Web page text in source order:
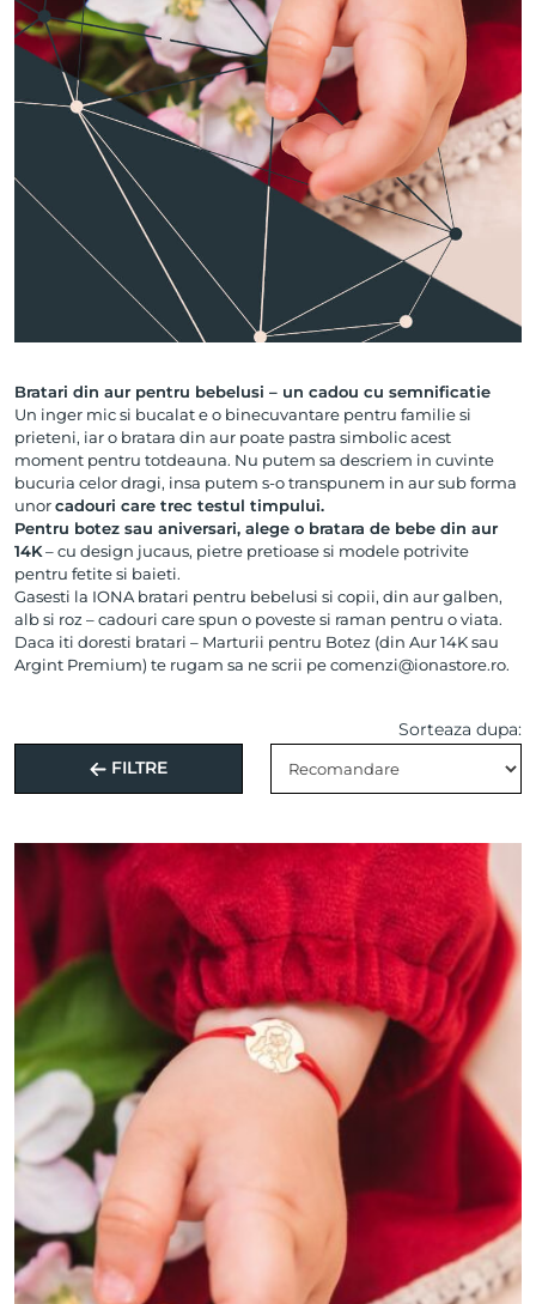
Bratari din aur pentru bebelusi – un cadou cu semnificatie
Un inger mic si bucalat e o binecuvantare pentru familie si
prieteni, iar o bratara din aur poate pastra simbolic acest
moment pentru totdeauna. Nu putem sa descriem in cuvinte
bucuria celor dragi, insa putem s-o transpunem in aur sub forma
unorcadouri care trec testul timpului.
Pentru botez sau aniversari, alege o bratara de bebe din aur
14K– cu design jucaus, pietre pretioase si modele potrivite
pentru fetite si baieti.
Gasesti la IONA bratari pentru bebelusi si copii, din aur galben,
alb si roz – cadouri care spun o poveste si raman pentru o viata.
Daca iti doresti bratari – Marturii pentru Botez (din Aur 14K sau
Argint Premium) te rugam sa ne scrii pecomenzi@ionastore.ro.
FILTRE
Sorteaza dupa: